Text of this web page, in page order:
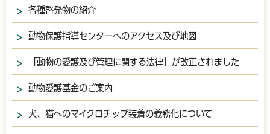
各種啓発物の紹介
動物保護指導センターへのアクセス及び地図
「動物の愛護及び管理に関する法律」が改正されました
動物愛護基金のご案内
犬、猫へのマイクロチップ装着の義務化について